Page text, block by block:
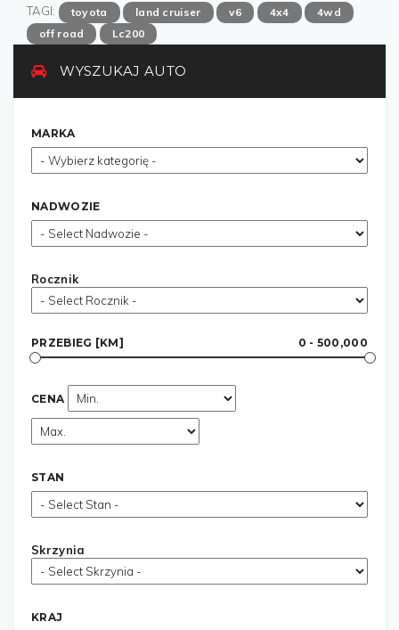
TAGI: toyota land cruiser v6 4x4
4wd
off road
Lc200
WYSZUKAJ AUTO
MARKA
NADWOZIE
Rocznik
PRZEBIEG [KM] 0 - 500,000
CENA
STAN
Skrzynia
KRAJ